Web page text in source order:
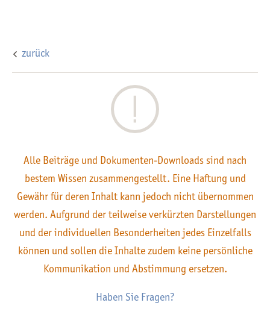
zurück
Alle Beiträge und Dokumenten-Downloads sind nach
bestem Wissen zusammengestellt. Eine Haftung und
Gewähr für deren Inhalt kann jedoch nicht übernommen
werden. Aufgrund der teilweise verkürzten Darstellungen
und der individuellen Besonderheiten jedes Einzelfalls
können und sollen die Inhalte zudem keine persönliche
Kommunikation und Abstimmung ersetzen.
Haben Sie Fragen?